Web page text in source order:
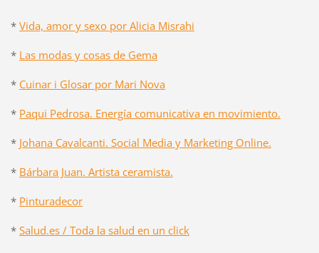
* Vida, amor y sexo por Alicia Misrahi
* Las modas y cosas de Gema
* Cuinar i Glosar por Mari Nova
* Paqui Pedrosa. Energía comunicativa en movimiento.
* Johana Cavalcanti. Social Media y Marketing Online.
* Bárbara Juan. Artista ceramista.
* Pinturadecor
* Salud.es / Toda la salud en un click